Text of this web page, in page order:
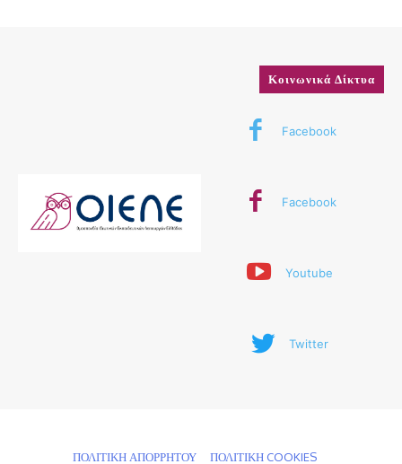
Κοινωνικά Δίκτυα
Facebook
Facebook
Youtube
Twitter
ΠΟΛΙΤΙΚΗ ΑΠΟΡΡΗΤΟΥ
ΠΟΛΙΤΙΚΗ COOKIES